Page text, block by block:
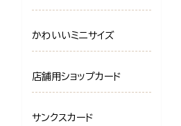
かわいいミニサイズ
店舗用ショップカード
サンクスカード